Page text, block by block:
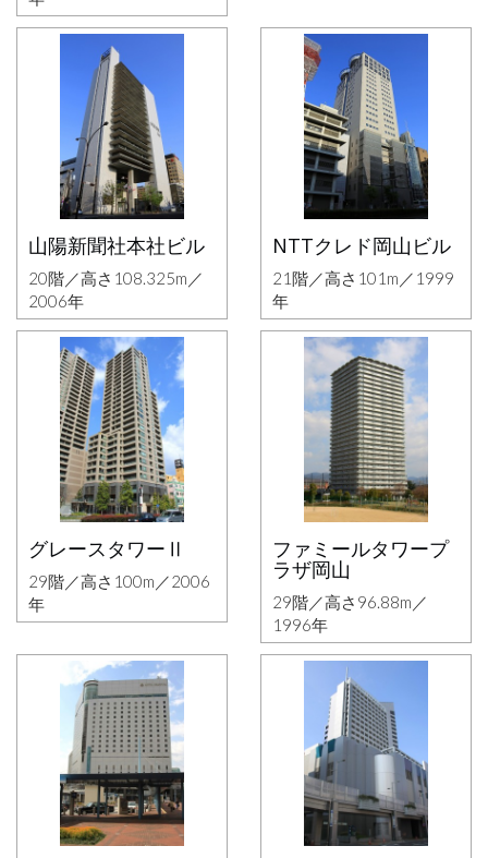
山陽新聞社本社ビル
20階／高さ108.325m／
2006年
NTTクレド岡山ビル
21階／高さ101m／1999
年
グレースタワーⅡ
29階／高さ100m／2006
年
ファミールタワープ
ラザ岡山
29階／高さ96.88m／
1996年